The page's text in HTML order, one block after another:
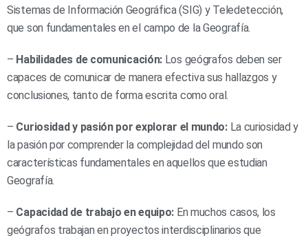
Sistemas de Información Geográfica (SIG) y Teledetección,
que son fundamentales en el campo de la Geografía.
– Habilidades de comunicación: Los geógrafos deben ser
capaces de comunicar de manera efectiva sus hallazgos y
conclusiones, tanto de forma escrita como oral.
– Curiosidad y pasión por explorar el mundo:La curiosidad y
la pasión por comprender la complejidad del mundo son
características fundamentales en aquellos que estudian
Geografía.
– Capacidad de trabajo en equipo: En muchos casos, los
geógrafos trabajan en proyectos interdisciplinarios que